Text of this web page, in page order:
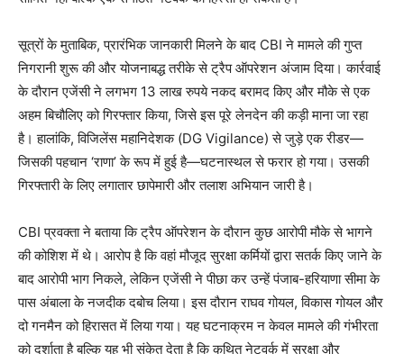
सूत्रों के मुताबिक, प्रारंभिक जानकारी मिलने के बाद CBI ने मामले की गुप्त
निगरानी शुरू की और योजनाबद्ध तरीके से ट्रैप ऑपरेशन अंजाम दिया। कार्रवाई
के दौरान एजेंसी ने लगभग 13 लाख रुपये नकद बरामद किए और मौके से एक
अहम बिचौलिए को गिरफ्तार किया, जिसे इस पूरे लेनदेन की कड़ी माना जा रहा
है। हालांकि, विजिलेंस महानिदेशक (DG Vigilance) से जुड़े एक रीडर—
जिसकी पहचान ‘राणा’ के रूप में हुई है—घटनास्थल से फरार हो गया। उसकी
गिरफ्तारी के लिए लगातार छापेमारी और तलाश अभियान जारी है।
CBI प्रवक्ता ने बताया कि ट्रैप ऑपरेशन के दौरान कुछ आरोपी मौके से भागने
की कोशिश में थे। आरोप है कि वहां मौजूद सुरक्षा कर्मियों द्वारा सतर्क किए जाने के
बाद आरोपी भाग निकले, लेकिन एजेंसी ने पीछा कर उन्हें पंजाब-हरियाणा सीमा के
पास अंबाला के नजदीक दबोच लिया। इस दौरान राघव गोयल, विकास गोयल और
दो गनमैन को हिरासत में लिया गया। यह घटनाक्रम न केवल मामले की गंभीरता
को दर्शाता है बल्कि यह भी संकेत देता है कि कथित नेटवर्क में सुरक्षा और